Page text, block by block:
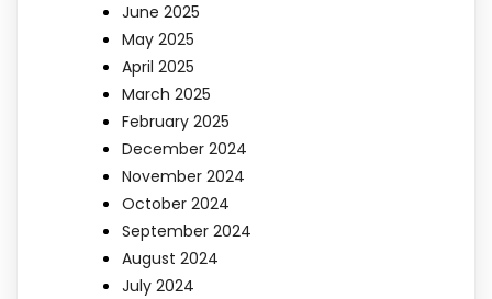
June 2025
May 2025
April 2025
March 2025
February 2025
December 2024
November 2024
October 2024
September 2024
August 2024
July 2024